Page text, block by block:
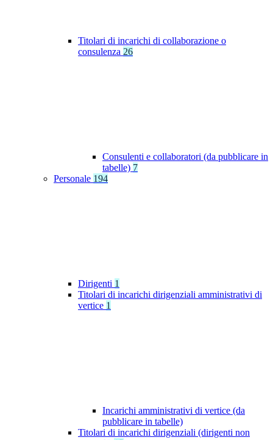
Titolari di incarichi di collaborazione o
consulenza 26
Consulenti e collaboratori (da pubblicare in
tabelle) 7
Personale 194
Dirigenti 1
Titolari di incarichi dirigenziali amministrativi di
vertice 1
Incarichi amministrativi di vertice (da
pubblicare in tabelle)
Titolari di incarichi dirigenziali (dirigenti non